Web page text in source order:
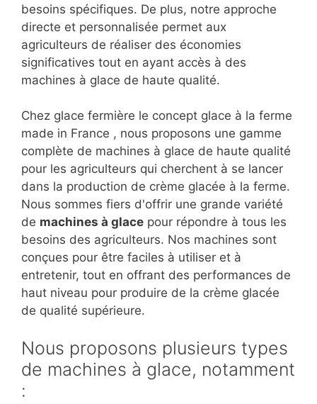
besoins spécifiques. De plus, notre approche
directe et personnalisée permet aux
agriculteurs de réaliser des économies
significatives tout en ayant accès à des
machines à glace de haute qualité.
Chez glace fermière le concept glace à la ferme
made in France , nous proposons une gamme
complète de machines à glace de haute qualité
pour les agriculteurs qui cherchent à se lancer
dans la production de crème glacée à la ferme.
Nous sommes fiers d'offrir une grande variété
de machines à glace pour répondre à tous les
besoins des agriculteurs. Nos machines sont
conçues pour être faciles à utiliser et à
entretenir, tout en offrant des performances de
haut niveau pour produire de la crème glacée
de qualité supérieure.
Nous proposons plusieurs types
de machines à glace, notamment
: